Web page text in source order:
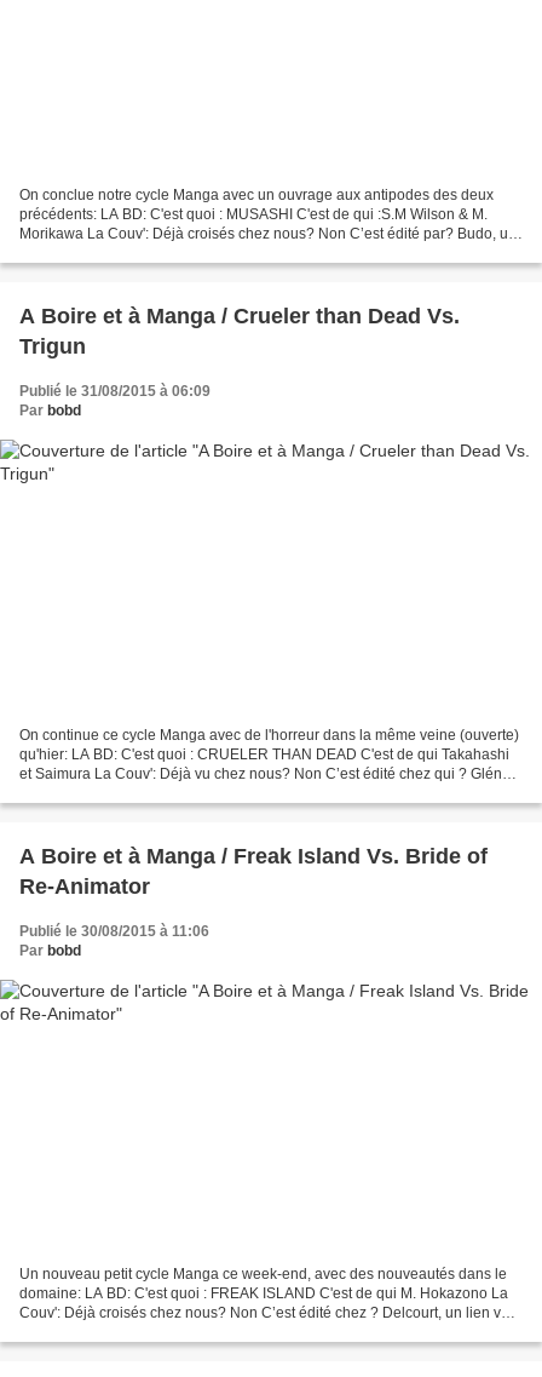
On conclue notre cycle Manga avec un ouvrage aux antipodes des deux
précédents: LA BD: C'est quoi : MUSASHI C'est de qui :S.M Wilson & M.
Morikawa La Couv': Déjà croisés chez nous? Non C’est édité par? Budo, un
page=shop.product_details&flypage=vmj_estore.tpl&product_id=499&categ
A Boire et à Manga / Crueler than Dead Vs.
Trigun
Publié le 31/08/2015 à 06:09
Par bobd
On continue ce cycle Manga avec de l'horreur dans la même veine (ouverte)
qu'hier: LA BD: C'est quoi : CRUELER THAN DEAD C'est de qui Takahashi
et Saimura La Couv': Déjà vu chez nous? Non C’est édité chez qui ? Glénat,
9782344006207.htm...
A Boire et à Manga / Freak Island Vs. Bride of
Re-Animator
Publié le 30/08/2015 à 11:06
Par bobd
Un nouveau petit cycle Manga ce week-end, avec des nouveautés dans le
domaine: LA BD: C'est quoi : FREAK ISLAND C'est de qui M. Hokazono La
Couv': Déjà croisés chez nous? Non C’est édité chez ? Delcourt, un lien vers